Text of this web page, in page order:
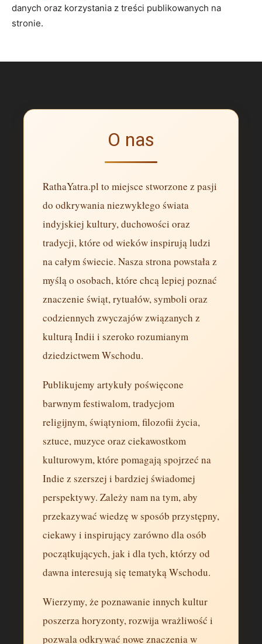
danych oraz korzystania z treści publikowanych na
stronie.
O nas
RathaYatra.pl to miejsce stworzone z pasji
do odkrywania niezwykłego świata
indyjskiej kultury, duchowości oraz
tradycji, które od wieków inspirują ludzi
na całym świecie. Nasza strona powstała z
myślą o osobach, które chcą lepiej poznać
znaczenie świąt, rytuałów, symboli oraz
codziennych zwyczajów związanych z
kulturą Indii i szeroko rozumianym
dziedzictwem Wschodu.
Publikujemy artykuły poświęcone
barwnym festiwalom, tradycjom
religijnym, świątyniom, filozofii życia,
sztuce, muzyce oraz ciekawostkom
kulturowym, które pomagają spojrzeć na
Indie z szerszej i bardziej świadomej
perspektywy. Zależy nam na tym, aby
przekazywać wiedzę w sposób przystępny,
ciekawy i inspirujący zarówno dla osób
początkujących, jak i dla tych, którzy od
dawna interesują się tematyką Wschodu.
Wierzymy, że poznawanie innych kultur
poszerza horyzonty, rozwija wrażliwość i
pozwala odkrywać nowe znaczenia w